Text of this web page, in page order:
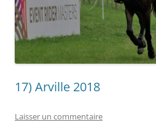
17) Arville 2018
Laisser un commentaire